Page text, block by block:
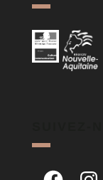
Facebook